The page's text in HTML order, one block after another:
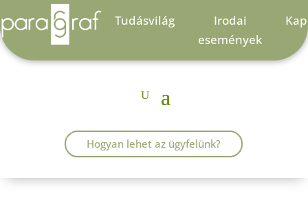
Tudásvilág
Irodai
események
Hogyan lehet az ügyfelünk?